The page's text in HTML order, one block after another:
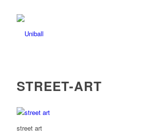
STREET-ART
street art